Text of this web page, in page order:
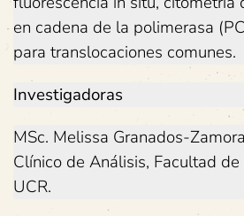
en cadena de la polimerasa
para translocaciones comunes.
Investigadoras
MSc. Melissa Granados-
Clínico de Análisis, Facultad
UCR.